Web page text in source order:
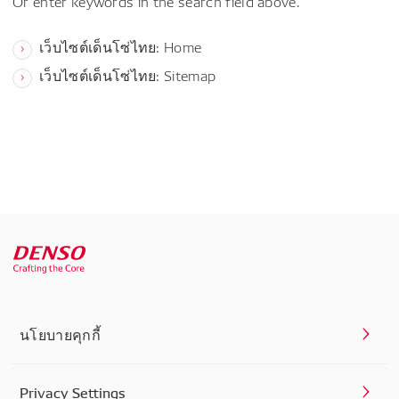
เว็บไซต์เด็นโซ่ไทย: Home
เว็บไซต์เด็นโซ่ไทย: Sitemap
นโยบายคุกกี้
Privacy Settings